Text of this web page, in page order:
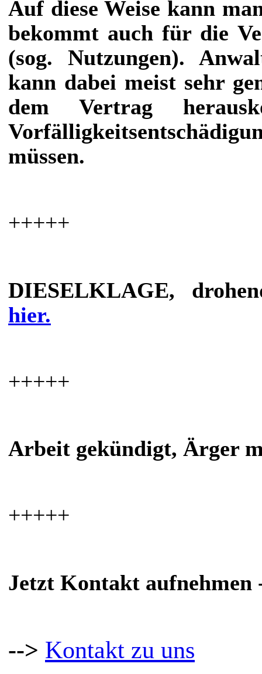
Auf diese Weise kann
bekommt auch für die
(sog. Nutzungen).
kann dabei meist sehr
dem Vertrag
müssen.
+++++
DIESELKLAGE,
hier.
+++++
Arbeit gekündigt, Ärger
+++++
Jetzt Kontakt aufnehmen
--> Kontakt zu uns